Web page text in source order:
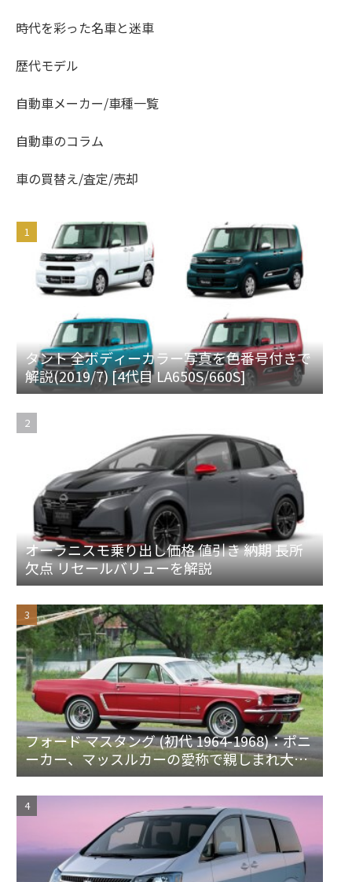
時代を彩った名車と迷車
歴代モデル
自動車メーカー/車種一覧
自動車のコラム
車の買替え/査定/売却
タント 全ボディーカラー写真を色番号付きで
解説(2019/7) [4代目 LA650S/660S]
オーラニスモ乗り出し価格 値引き 納期 長所
欠点 リセールバリューを解説
フォード マスタング (初代 1964-1968)：ポニ
ーカー、マッスルカーの愛称で親しまれ大ヒ
ット